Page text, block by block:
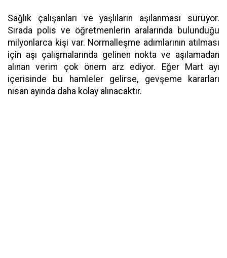
Sağlık çalışanları ve yaşlıların aşılanması sürüyor.
Sırada polis ve öğretmenlerin aralarında bulunduğu
milyonlarca kişi var. Normalleşme adımlarının atılması
için aşı çalışmalarında gelinen nokta ve aşılamadan
alınan verim çok önem arz ediyor. Eğer Mart ayı
içerisinde bu hamleler gelirse, gevşeme kararları
nisan ayında daha kolay alınacaktır.